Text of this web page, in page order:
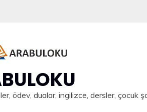
ödev, dualar, ingilizce, dersler, çocuk